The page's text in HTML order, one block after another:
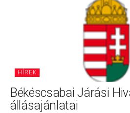
HÍREK
Békéscsabai Járási
állásajánlatai